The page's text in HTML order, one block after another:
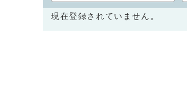
現在登録されていません。